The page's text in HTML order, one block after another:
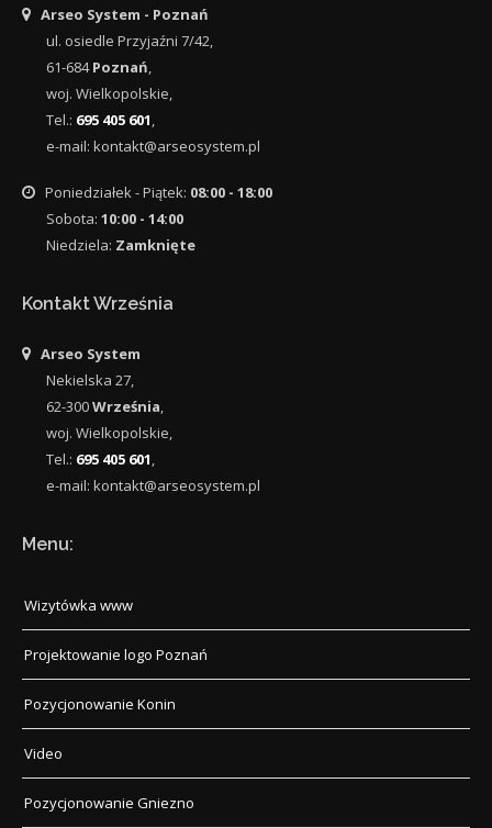
Arseo System - Poznań
ul. osiedle Przyjaźni 7/42,
61-684 Poznań,
woj. Wielkopolskie,
Tel.: 695 405 601,
e-mail: kontakt@arseosystem.pl
Poniedziałek - Piątek: 08:00 - 18:00
Sobota: 10:00 - 14:00
Niedziela: Zamknięte
Kontakt Września
Arseo System
Nekielska 27,
62-300Września,
woj. Wielkopolskie,
Tel.: 695 405 601,
e-mail: kontakt@arseosystem.pl
Menu:
Wizytówka www
Projektowanie logo Poznań
Pozycjonowanie Konin
Video
Pozycjonowanie Gniezno